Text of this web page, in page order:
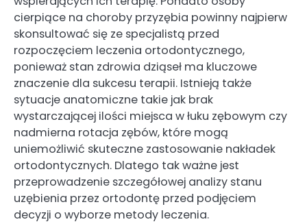
cierpiące na choroby przyzębia powinny najpierw
skonsultować się ze specjalistą przed
rozpoczęciem leczenia ortodontycznego,
ponieważ stan zdrowia dziąseł ma kluczowe
znaczenie dla sukcesu terapii. Istnieją także
sytuacje anatomiczne takie jak brak
wystarczającej ilości miejsca w łuku zębowym czy
nadmierna rotacja zębów, które mogą
uniemożliwić skuteczne zastosowanie nakładek
ortodontycznych. Dlatego tak ważne jest
przeprowadzenie szczegółowej analizy stanu
uzębienia przez ortodontę przed podjęciem
decyzji o wyborze metody leczenia.